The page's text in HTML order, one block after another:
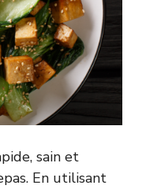
sain et
En utilisant